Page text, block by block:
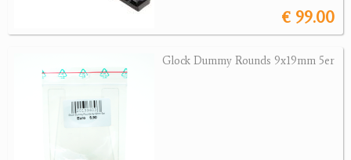
€ 99.00
Glock Dummy Rounds 9x19mm 5er